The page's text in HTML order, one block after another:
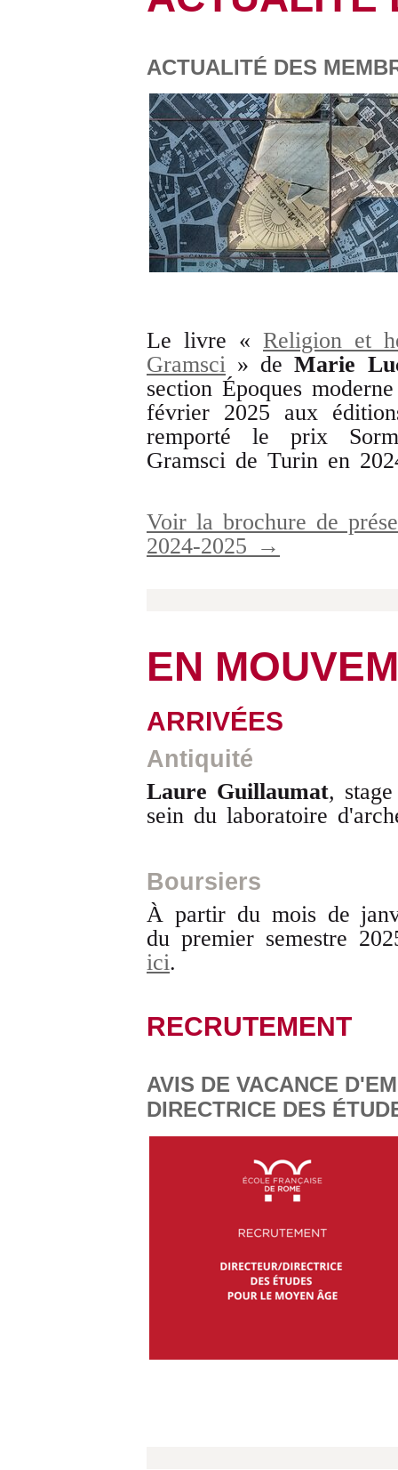
ACTUALITÉ DES
Le livre « Religion et
Gramsci » deMarie
section Époques
février 2025 aux
remporté le prix
Gramsci de Turin en
Voir la brochure de
2024-2025 →
EN
ARRIVÉES
Antiquité
Laure Guillaumat,
sein du laboratoire
Boursiers
À partir du mois de
du premier semestre
ici.
RECRUTEMENT
AVIS DE VACANCE
DIRECTRICE DES